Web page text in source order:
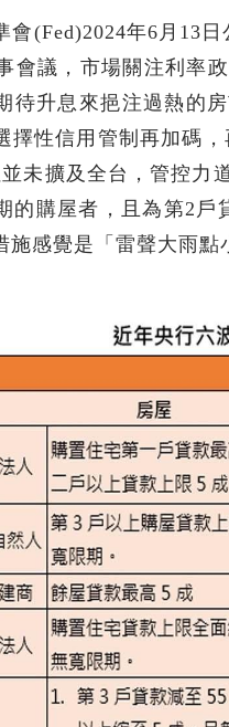
會(Fed)2024年6月13
會議，市場關注利率
待升息來挹注過熱的
擇性信用管制再加碼
未擴及全台，管控力
的購屋者，且為第2
感覺是「雷聲大雨點